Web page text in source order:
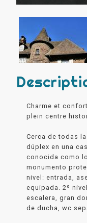
Charme et
plein centre
Cerca de todas
dúplex en una
conocida como
monumento
nivel: entrada,
equipada. 2º
escalera, gran
de ducha, wc